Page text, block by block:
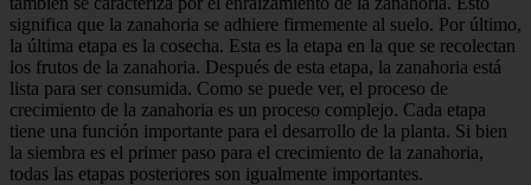
significa que la zanahoria se adhiere firmemente al suelo. Por último,
la última etapa es la cosecha. Esta es la etapa en la que se recolectan
los frutos de la zanahoria. Después de esta etapa, la zanahoria está
lista para ser consumida. Como se puede ver, el proceso de
crecimiento de la zanahoria es un proceso complejo. Cada etapa
tiene una función importante para el desarrollo de la planta. Si bien
la siembra es el primer paso para el crecimiento de la zanahoria,
todas las etapas posteriores son igualmente importantes.